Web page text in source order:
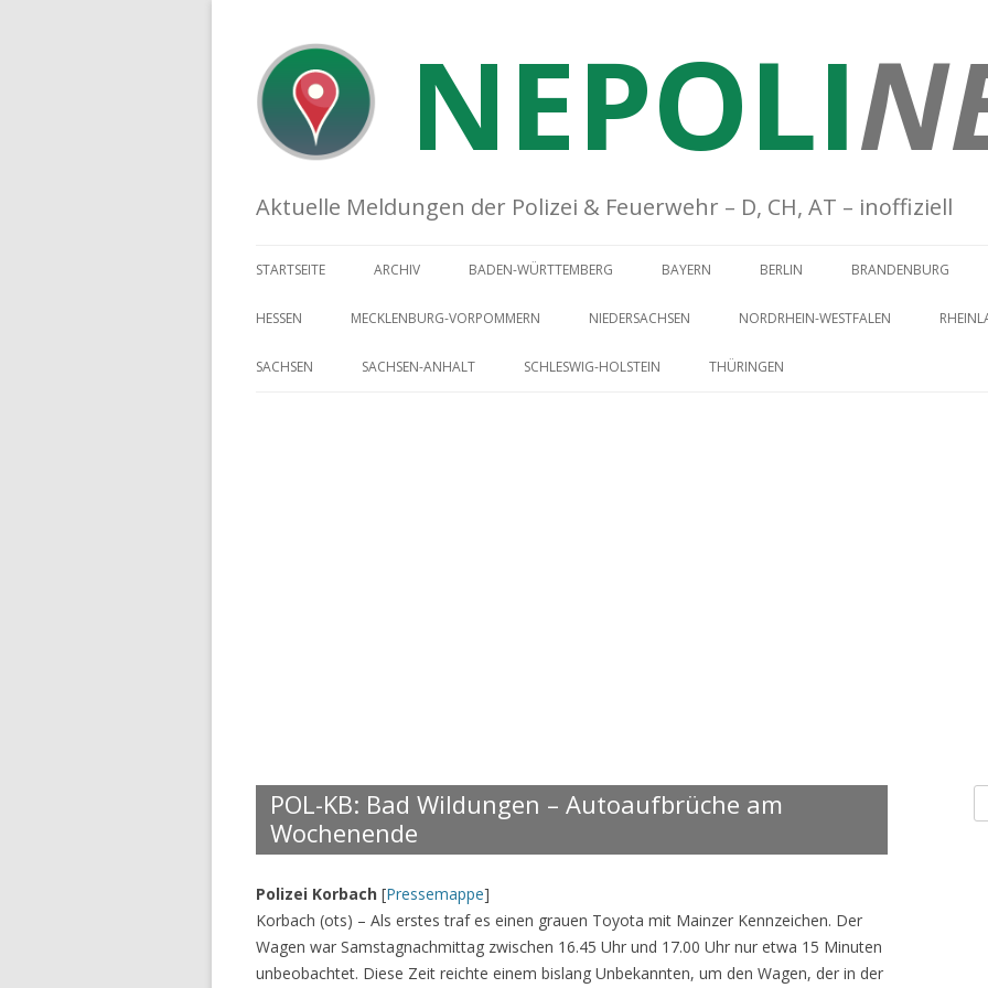
NEPOLI
Aktuelle Meldungen der Polizei & Feuerwehr – D, CH, AT – inoffiziell
STARTSEITE ARCHIV BADEN-WÜRTTEMBERG BAYERN BERLIN BRANDENBURG
HESSEN MECKLENBURG-VORPOMMERN NIEDERSACHSEN NORDRHEIN-WESTFALEN
SACHSEN SACHSEN-ANHALT SCHLESWIG-HOLSTEIN THÜRINGEN
POL-KB: Bad Wildungen – Autoaufbrüche am
Wochenende
Polizei Korbach [Pressemappe]
Korbach (ots) – Als erstes traf es einen grauen Toyota mit Mainzer Kennzeichen. Der
Wagen war Samstagnachmittag zwischen 16.45 Uhr und 17.00 Uhr nur etwa 15 Minuten
unbeobachtet. Diese Zeit reichte einem bislang Unbekannten, um den Wagen, der in der